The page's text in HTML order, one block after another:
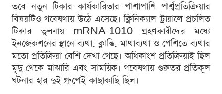
তবে নতুন টিকার কার্যকারিতার পাশাপাশি পার্শ্বপ্রতিক্রিয়ার
বিষয়টিও গবেষণায় উঠে এসেছে। ক্লিনিক্যাল ট্রায়ালে প্রচলিত
টিকার তুলনায় mRNA-1010 গ্রহণকারীদের মধ্যে
ইনজেকশনের স্থানে ব্যথা, ক্লান্তি, মাথাব্যথা ও পেশিতে ব্যথার
মতো প্রতিক্রিয়া বেশি দেখা গেছে। অধিকাংশ প্রতিক্রিয়াই ছিল
মৃদু থেকে মাঝারি এবং সাময়িক। গবেষণায় গুরুতর প্রতিকূল
ঘটনার হার দুই গ্রুপেই কাছাকাছি ছিল।